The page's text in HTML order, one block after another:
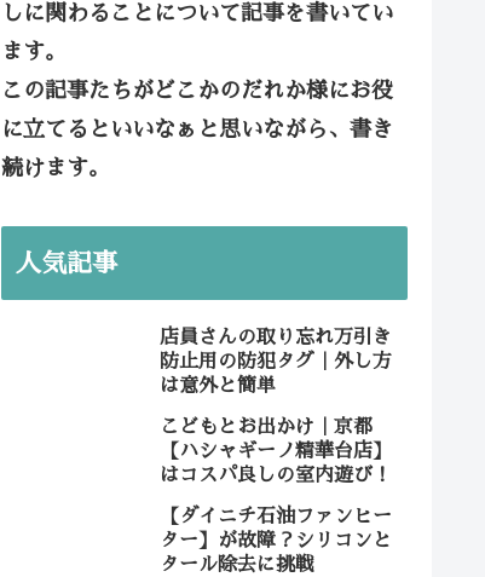
しに関わることについて記事を書いてい
ます。
この記事たちがどこかのだれか様にお役
に立てるといいなぁと思いながら、書き
続けます。
人気記事
店員さんの取り忘れ万引き
防止用の防犯タグ｜外し方
は意外と簡単
こどもとお出かけ｜京都
【ハシャギーノ精華台店】
はコスパ良しの室内遊び！
【ダイニチ石油ファンヒー
ター】が故障？シリコンと
タール除去に挑戦